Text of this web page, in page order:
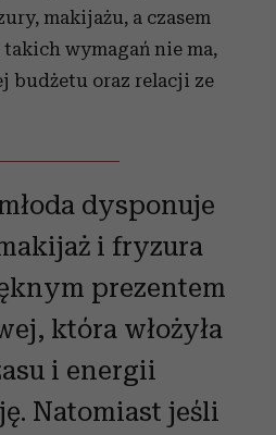
makijażu, a czasem
wymagań nie ma,
budżetu oraz relacji ze
dysponuje
i fryzura
prezentem
która włożyła
i energii
Natomiast jeśli